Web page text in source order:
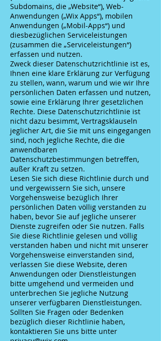
Subdomains, die „Website“), Web-
Anwendungen („Wix Apps“), mobilen
Anwendungen („Mobil-Apps“) und
diesbezüglichen Serviceleistungen
(zusammen die „Serviceleistungen“)
erfassen und nutzen.
Zweck dieser Datenschutzrichtlinie ist es,
Ihnen eine klare Erklärung zur Verfügung
zu stellen, wann, warum und wie wir Ihre
persönlichen Daten erfassen und nutzen,
sowie eine Erklärung Ihrer gesetzlichen
Rechte. Diese Datenschutzrichtlinie ist
nicht dazu besimmt, Vertragsklauseln
jeglicher Art, die Sie mit uns eingegangen
sind, noch jegliche Rechte, die die
anwendbaren
Datenschutzbestimmungen betreffen,
außer Kraft zu setzen.
Lesen Sie sich diese Richtlinie durch und
und vergewissern Sie sich, unsere
Vorgehensweise bezüglich Ihrer
persönlichen Daten völlig verstanden zu
haben, bevor Sie auf jegliche unserer
Dienste zugreifen oder Sie nutzen. Falls
Sie diese Richtlinie gelesen und völlig
verstanden haben und nicht mit unserer
Vorgehensweise einverstanden sind,
verlassen Sie diese Website, deren
Anwendungen oder Dienstleistungen
bitte umgehend und vermeiden und
unterbrechen Sie jegliche Nutzung
unserer verfügbaren Dienstleistungen.
Sollten Sie Fragen oder Bedenken
bezüglich dieser Richtlinie haben,
kontaktieren Sie uns bitte unter